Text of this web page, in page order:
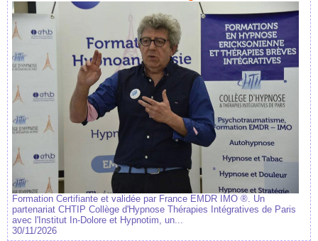
Formation Certifiante et validée par France EMDR IMO ®. Un
partenariat CHTIP Collège d'Hypnose Thérapies Intégratives de Paris
avec l'Institut In-Dolore et Hypnotim, un...
30/11/2026